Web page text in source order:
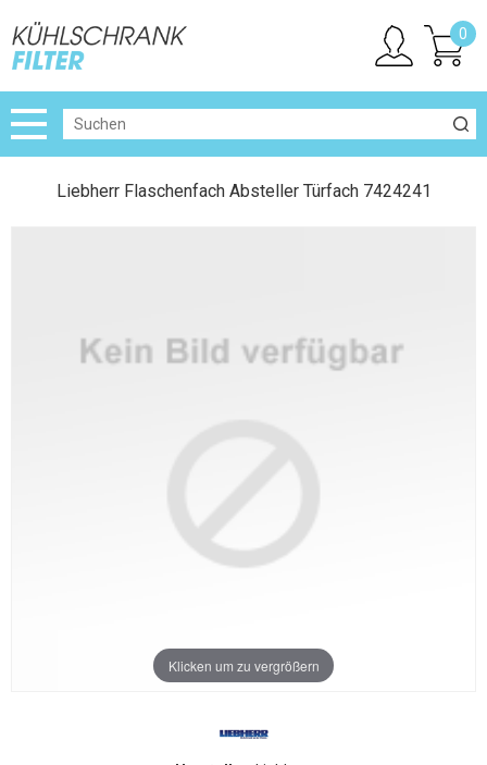
0
Liebherr Flaschenfach Absteller Türfach 7424241
Klicken um zu vergrößern